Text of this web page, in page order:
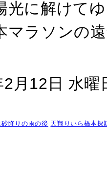
光に解けて
マラソンの
月12日 水曜
降りの雨の後 天翔りいら橋本探